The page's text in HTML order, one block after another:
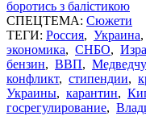
боротись з балістикою
СПЕЦТЕМА: Сюжети
ТЕГИ: Россия, Украина,
экономика, СНБО,
бензин, ВВП,
конфликт, стипендии,
Украины, карантин,
госрегулирование,